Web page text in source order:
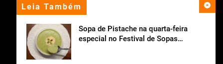
Leia Também
Sopa de Pistache na quarta-feira
especial no Festival de Sopas
apoio institucional